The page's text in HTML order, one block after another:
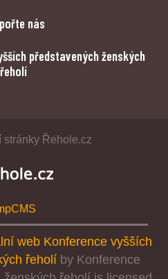
nás
představených ženských
řeholí
Řehole.cz
web Konference vyšších
řeholí by Konference